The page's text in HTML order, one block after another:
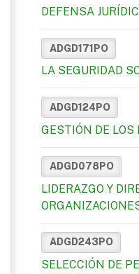
DEFENSA
ADGD171PO
LA SEGURIDAD
ADGD124PO
GESTIÓN DE LOS
ADGD078PO
LIDERAZGO Y
ADGD243PO
SELECCIÓN DE